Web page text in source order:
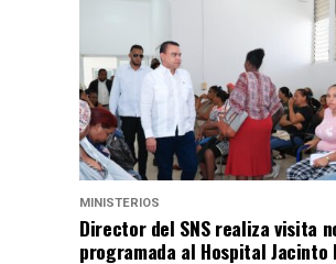
MINISTERIOS
Director del SNS realiza visita
programada al Hospital Jacinto